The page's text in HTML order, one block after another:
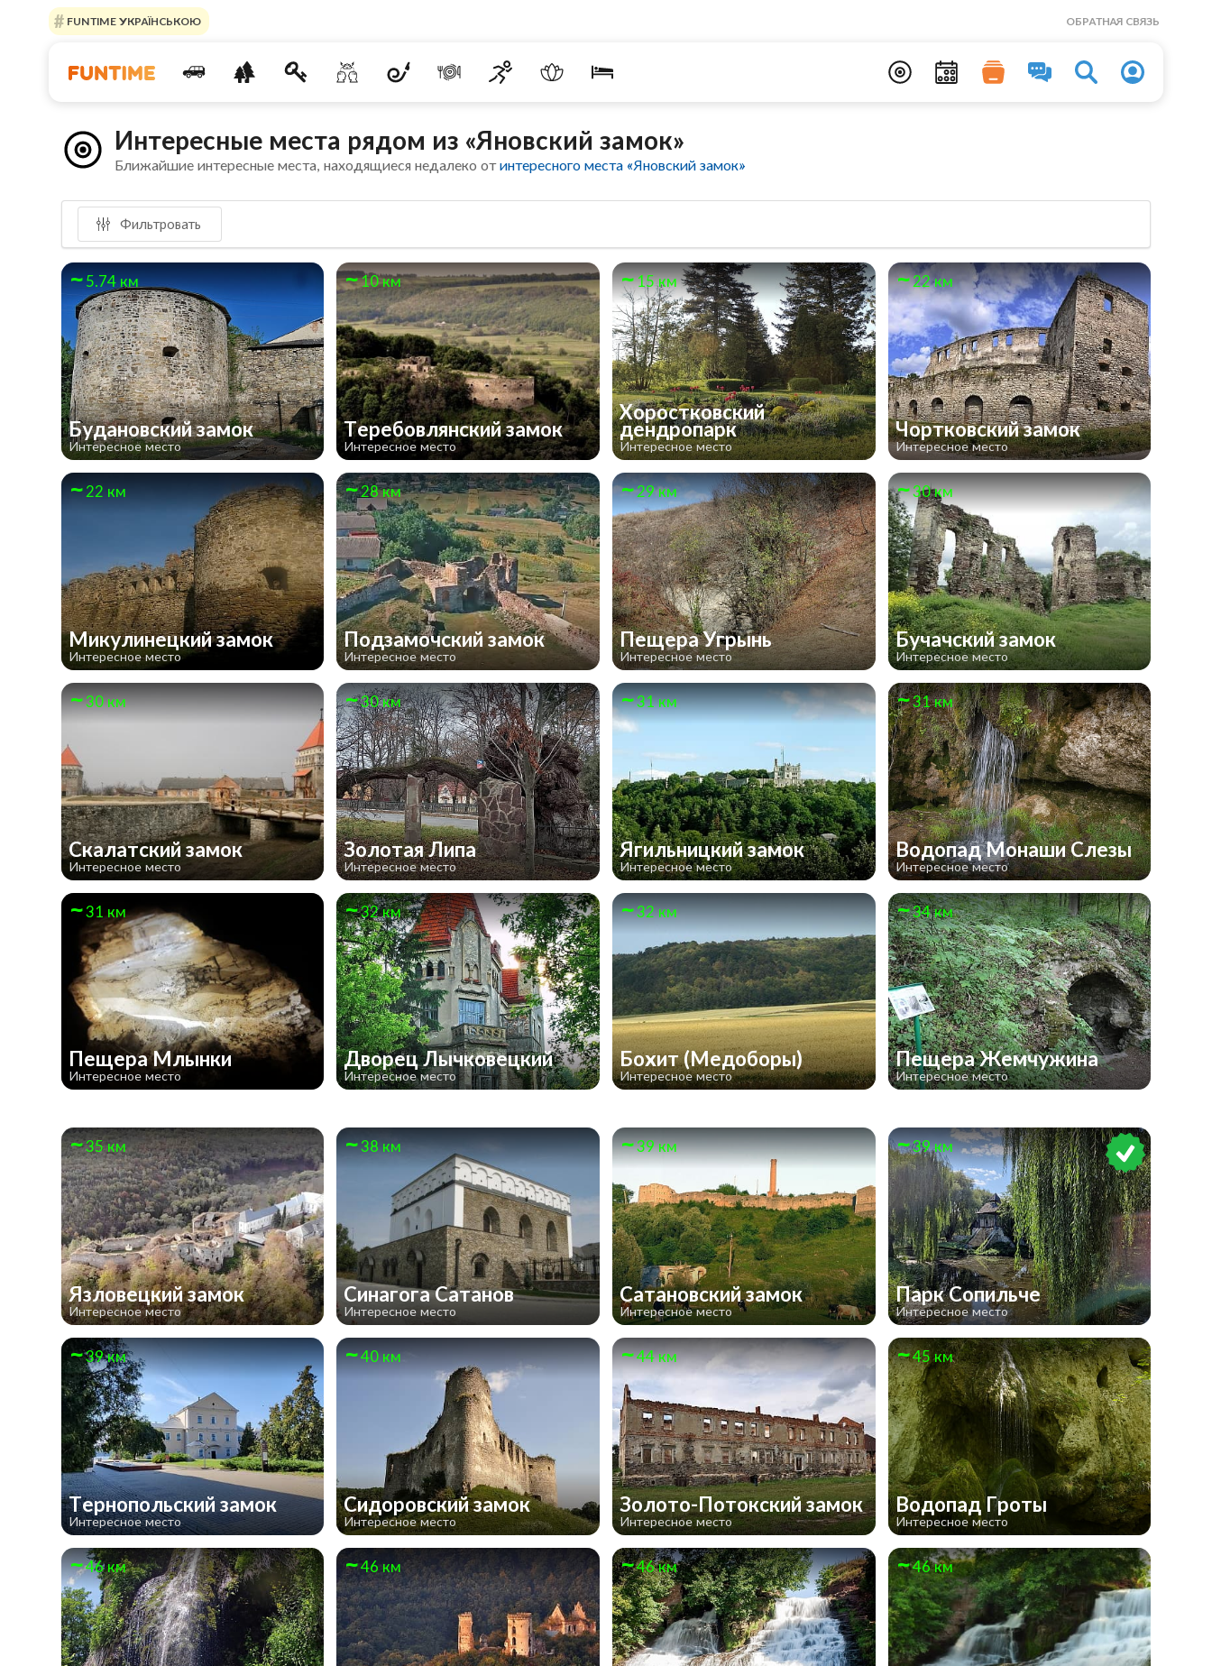
FUNTIME УКРАЇНСЬКОЮ ОБРАТНАЯ СВЯЗЬ
Интересные места рядом из «Яновский замок»
Ближайшие интересные места, находящиеся недалеко отинтересного места «Яновский замок»
Фильтровать
5.74 км
Будановский замок
Интересное место
10 км
Теребовлянский замок
Интересное место
15 км
Хоростковский
дендропарк
Интересное место
22 км
Чортковский замок
Интересное место
22 км
Микулинецкий замок
Интересное место
28 км
Подзамочский замок
Интересное место
29 км
Пещера Угрынь
Интересное место
30 км
Бучачский замок
Интересное место
30 км
Скалатский замок
Интересное место
30 км
Золотая Липа
Интересное место
31 км
Ягильницкий замок
Интересное место
31 км
Водопад Монаши Слезы
Интересное место
31 км
Пещера Млынки
Интересное место
32 км
Дворец Лычковецкий
Интересное место
32 км
Бохит (Медоборы)
Интересное место
34 км
Пещера Жемчужина
Интересное место
35 км
Язловецкий замок
Интересное место
38 км
Синагога Сатанов
Интересное место
39 км
Сатановский замок
Интересное место
39 км
Парк Сопильче
Интересное место
39 км
Тернопольский замок
Интересное место
40 км
Сидоровский замок
Интересное место
44 км
Золото-Потокский замок
Интересное место
45 км
Водопад Гроты
Интересное место
46 км 46 км 46 км 46 км